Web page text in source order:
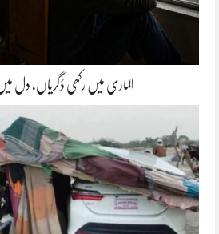
الماری میں رکھی ڈگریاں، دل